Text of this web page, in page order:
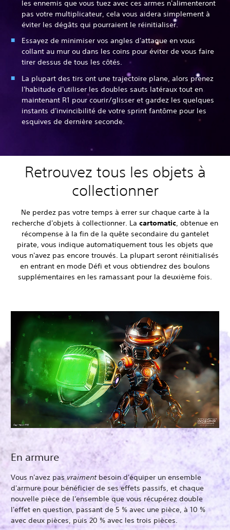
les ennemis que vous tuez avec ces armes n'alimenteront
pas votre multiplicateur, cela vous aidera simplement à
éviter les dégâts qui pourraient le réinitialiser.
Essayez de minimiser vos angles d'attaque en vous
collant au mur ou dans les coins pour éviter de vous faire
tirer dessus de tous les côtés.
La plupart des tirs ont une trajectoire plane, alors prenez
l'habitude d'utiliser les doubles sauts latéraux tout en
maintenant R1 pour courir/glisser et gardez les quelques
instants d'invincibilité de votre sprint fantôme pour les
esquives de dernière seconde.
Retrouvez tous les objets à
collectionner
Ne perdez pas votre temps à errer sur chaque carte à la
recherche d'objets à collectionner. La cartomatic, obtenue en
récompense à la fin de la quête secondaire du gantelet
pirate, vous indique automatiquement tous les objets que
vous n'avez pas encore trouvés. La plupart seront réinitialisés
en entrant en mode Défi et vous obtiendrez des boulons
supplémentaires en les ramassant pour la deuxième fois.
En armure
Vous n'avez pasvraimentbesoin d'équiper un ensemble
d'armure pour bénéficier de ses effets passifs, et chaque
nouvelle pièce de l'ensemble que vous récupérez double
l'effet en question, passant de 5 % avec une pièce, à 10 %
avec deux pièces, puis 20 % avec les trois pièces.